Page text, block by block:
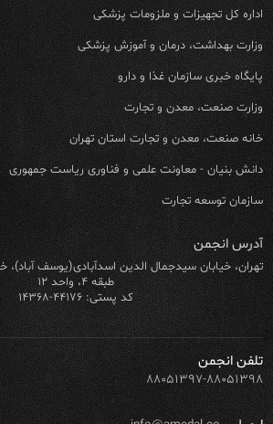
اداره کل تجهیزات و ملزومات پزشکی
وزارت بهداشت، درمان و آموزش پزشکی
پایگاه خبری سازمان غذا و دارو
وزارت صنعت، معدن و تجارت
خانه صنعت، معدن و تجارت استان تهران
دانش بنیان - معاونت علمی و فناوری ریاست جمهوری
سازمان توسعه تجارت
آدرس انجمن
طبقه ۴، واحد ۱۲
کد پستی: ۴۴۱۷۶-۱۴۳۶۸
تلفن انجمن
۸۸۰۵۱۳۹۷-۸۸۰۵۱۳۹۸